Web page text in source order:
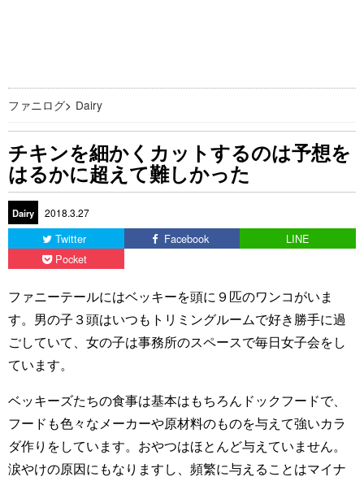
ファニログ> Dairy
チキンを細かくカットするのは予想を
はるかに超えて難しかった
Dairy 2018.3.27
Twitter Facebook
LINE
Pocket
ファニーテールにはベッキーを頭に９匹のワンコがいま
す。男の子３頭はいつもトリミングルームで好き勝手に過
ごしていて、女の子は事務所のスペースで毎日女子会をし
ています。
ベッキーズたちの食事は基本はもちろんドックフードで、
フードも色々なメーカーや原材料のものを与えて強いカラ
ダ作りをしています。おやつはほとんど与えていません。
涙やけの原因にもなりますし、頻繁に与えることはマイナ